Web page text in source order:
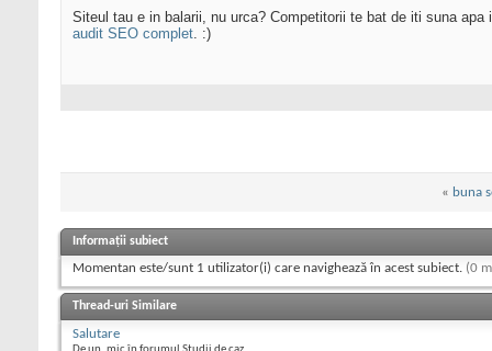
Siteul tau e in balarii, nu urca? Competitorii te bat de iti suna
audit SEO complet. :)
« buna
Informații subiect
Momentan este/sunt 1 utilizator(i) care navighează în acest subiect. (0
Thread-uri Similare
Salutare